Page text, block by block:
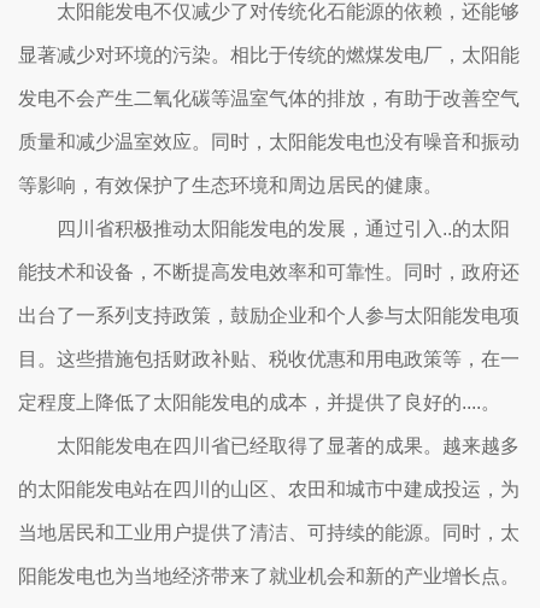
太阳能发电不仅减少了对传统化石能源的依赖，还能够
显著减少对环境的污染。相比于传统的燃煤发电厂，太阳能
发电不会产生二氧化碳等温室气体的排放，有助于改善空气
质量和减少温室效应。同时，太阳能发电也没有噪音和振动
等影响，有效保护了生态环境和周边居民的健康。
四川省积极推动太阳能发电的发展，通过引入..的太阳
能技术和设备，不断提高发电效率和可靠性。同时，政府还
出台了一系列支持政策，鼓励企业和个人参与太阳能发电项
目。这些措施包括财政补贴、税收优惠和用电政策等，在一
定程度上降低了太阳能发电的成本，并提供了良好的....。
太阳能发电在四川省已经取得了显著的成果。越来越多
的太阳能发电站在四川的山区、农田和城市中建成投运，为
当地居民和工业用户提供了清洁、可持续的能源。同时，太
阳能发电也为当地经济带来了就业机会和新的产业增长点。